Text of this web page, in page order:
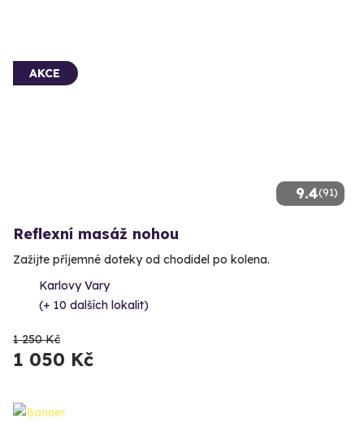
9.4(91)
AKCE
Reflexní masáž nohou
Zažijte příjemné doteky od chodidel po kolena.
Karlovy Vary
(+ 10 dalších lokalit)
1 250 Kč
1 050 Kč